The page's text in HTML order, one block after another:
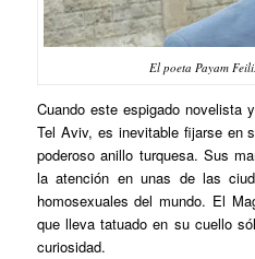
El poeta Payam
Cuando este espigado novelista
Tel Aviv, es inevitable fijarse en
poderoso anillo turquesa. Sus
la atención en unas de las
homosexuales del mundo. El
que lleva tatuado en su cuello
curiosidad.